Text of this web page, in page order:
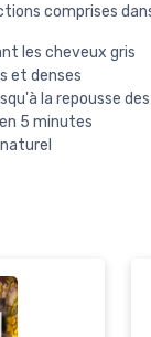
comprises
les cheveux gris
et denses
la repousse
5 minutes